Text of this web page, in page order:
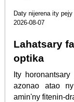
Daty nijerena ity
2026-08-07
Lahatsary
optika
Ity
azonao atao
amin'ny fitenin-